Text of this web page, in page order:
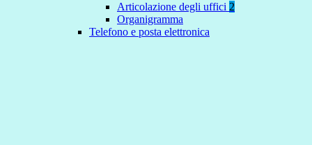
Articolazione degli uffici 2
Organigramma
Telefono e posta elettronica